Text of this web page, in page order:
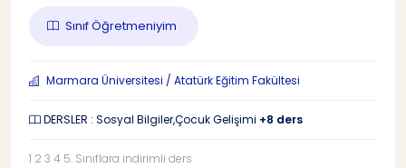
Sınıf Öğretmeniyim
Marmara Üniversitesi / Atatürk Eğitim Fakültesi
DERSLER : Sosyal Bilgiler,Çocuk Gelişimi +8 ders
1 2 3 4 5. Sınıflara indirimli ders